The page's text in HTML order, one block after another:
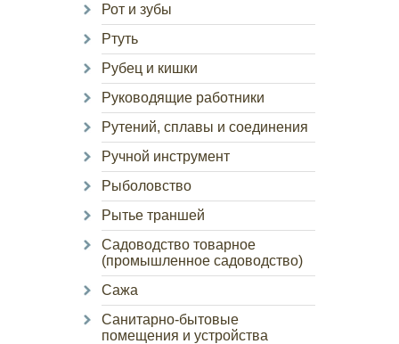
Рот и зубы
Ртуть
Рубец и кишки
Руководящие работники
Рутений, сплавы и соединения
Ручной инструмент
Рыболовство
Рытье траншей
Садоводство товарное
(промышленное садоводство)
Сажа
Санитарно-бытовые
помещения и устройства